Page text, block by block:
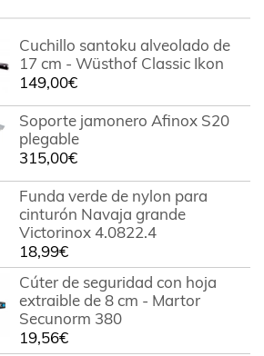
Cuchillo santoku alveolado de
17 cm - Wüsthof Classic Ikon
149,00€
Soporte jamonero Afinox S20
plegable
315,00€
Funda verde de nylon para
cinturón Navaja grande
Victorinox 4.0822.4
18,99€
Cúter de seguridad con hoja
extraible de 8 cm - Martor
Secunorm 380
19,56€